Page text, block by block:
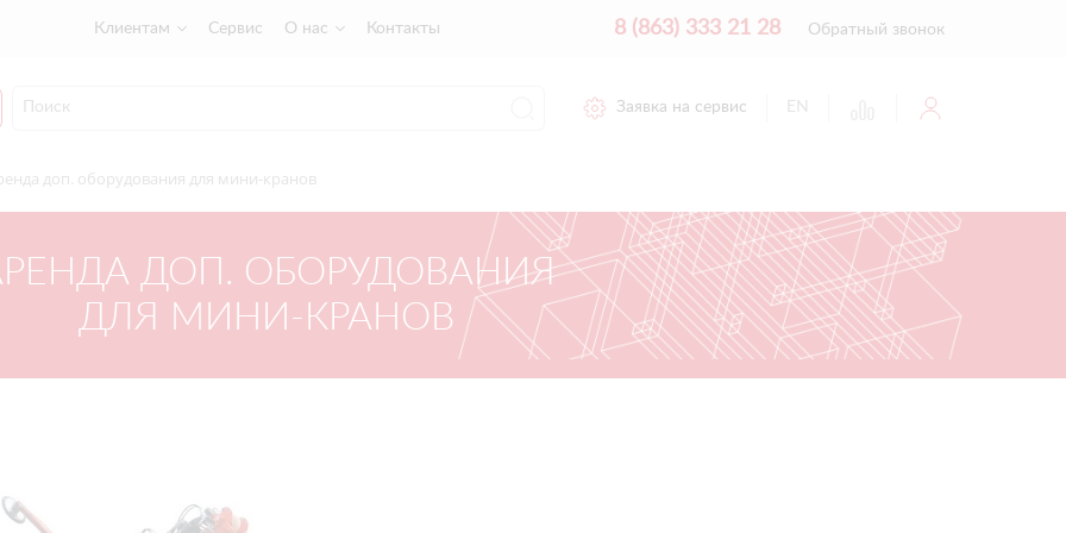
Клиентам Сервис О нас Контакты 8 (863) 333 21 28 Обратный звонок
Заявка на сервис EN
доп. оборудования для мини-кранов
ДОП. ОБОРУДОВАНИЯ
ДЛЯ МИНИ-КРАНОВ